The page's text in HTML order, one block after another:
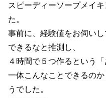
スピーディーソープメイ
た。
事前に、経験値をお伺い
できるなと推測し、
４時間で５つ作るという
一体こんなことできるの
うでした。